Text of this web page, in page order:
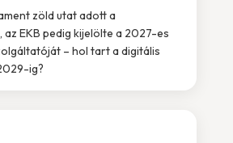
zöld utat adott a
EKB pedig kijelölte a 2027-es
– hol tart a digitális
ig?